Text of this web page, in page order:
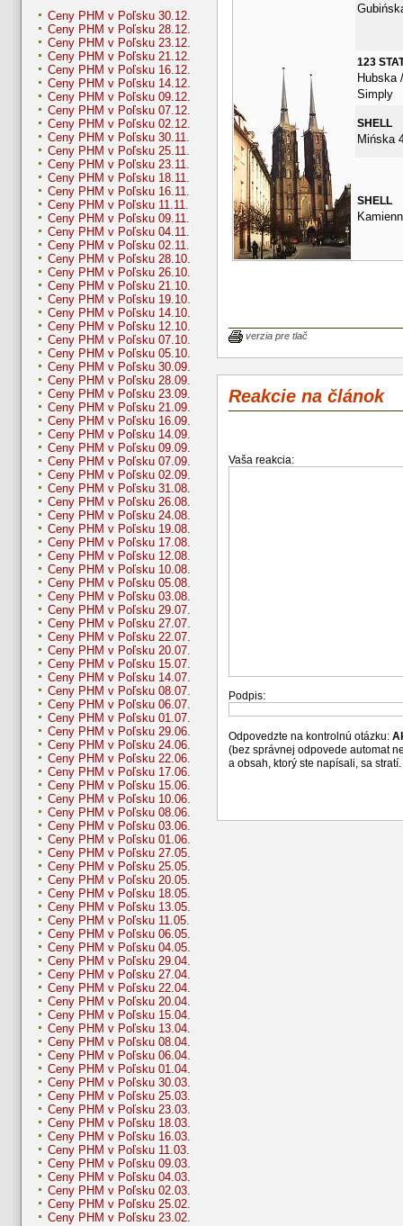
Ceny PHM v Poľsku 30.12.
Ceny PHM v Poľsku 28.12.
Ceny PHM v Poľsku 23.12.
Ceny PHM v Poľsku 21.12.
Ceny PHM v Poľsku 16.12.
Ceny PHM v Poľsku 14.12.
Ceny PHM v Poľsku 09.12.
Ceny PHM v Poľsku 07.12.
Ceny PHM v Poľsku 02.12.
Ceny PHM v Poľsku 30.11.
Ceny PHM v Poľsku 25.11.
Ceny PHM v Poľsku 23.11.
Ceny PHM v Poľsku 18.11.
Ceny PHM v Poľsku 16.11.
Ceny PHM v Poľsku 11.11.
Ceny PHM v Poľsku 09.11.
Ceny PHM v Poľsku 04.11.
Ceny PHM v Poľsku 02.11.
Ceny PHM v Poľsku 28.10.
Ceny PHM v Poľsku 26.10.
Ceny PHM v Poľsku 21.10.
Ceny PHM v Poľsku 19.10.
Ceny PHM v Poľsku 14.10.
Ceny PHM v Poľsku 12.10.
Ceny PHM v Poľsku 07.10.
Ceny PHM v Poľsku 05.10.
Ceny PHM v Poľsku 30.09.
Ceny PHM v Poľsku 28.09.
Ceny PHM v Poľsku 23.09.
Ceny PHM v Poľsku 21.09.
Ceny PHM v Poľsku 16.09.
Ceny PHM v Poľsku 14.09.
Ceny PHM v Poľsku 09.09.
Ceny PHM v Poľsku 07.09.
Ceny PHM v Poľsku 02.09.
Ceny PHM v Poľsku 31.08.
Ceny PHM v Poľsku 26.08.
Ceny PHM v Poľsku 24.08.
Ceny PHM v Poľsku 19.08.
Ceny PHM v Poľsku 17.08.
Ceny PHM v Poľsku 12.08.
Ceny PHM v Poľsku 10.08.
Ceny PHM v Poľsku 05.08.
Ceny PHM v Poľsku 03.08.
Ceny PHM v Poľsku 29.07.
Ceny PHM v Poľsku 27.07.
Ceny PHM v Poľsku 22.07.
Ceny PHM v Poľsku 20.07.
Ceny PHM v Poľsku 15.07.
Ceny PHM v Poľsku 14.07.
Ceny PHM v Poľsku 08.07.
Ceny PHM v Poľsku 06.07.
Ceny PHM v Poľsku 01.07.
Ceny PHM v Poľsku 29.06.
Ceny PHM v Poľsku 24.06.
Ceny PHM v Poľsku 22.06.
Ceny PHM v Poľsku 17.06.
Ceny PHM v Poľsku 15.06.
Ceny PHM v Poľsku 10.06.
Ceny PHM v Poľsku 08.06.
Ceny PHM v Poľsku 03.06.
Ceny PHM v Poľsku 01.06.
Ceny PHM v Poľsku 27.05.
Ceny PHM v Poľsku 25.05.
Ceny PHM v Poľsku 20.05.
Ceny PHM v Poľsku 18.05.
Ceny PHM v Poľsku 13.05.
Ceny PHM v Poľsku 11.05.
Ceny PHM v Poľsku 06.05.
Ceny PHM v Poľsku 04.05.
Ceny PHM v Poľsku 29.04.
Ceny PHM v Poľsku 27.04.
Ceny PHM v Poľsku 22.04.
Ceny PHM v Poľsku 20.04.
Ceny PHM v Poľsku 15.04.
Ceny PHM v Poľsku 13.04.
Ceny PHM v Poľsku 08.04.
Ceny PHM v Poľsku 06.04.
Ceny PHM v Poľsku 01.04.
Ceny PHM v Poľsku 30.03.
Ceny PHM v Poľsku 25.03.
Ceny PHM v Poľsku 23.03.
Ceny PHM v Poľsku 18.03.
Ceny PHM v Poľsku 16.03.
Ceny PHM v Poľsku 11.03.
Ceny PHM v Poľsku 09.03.
Ceny PHM v Poľsku 04.03.
Ceny PHM v Poľsku 02.03.
Ceny PHM v Poľsku 25.02.
Ceny PHM v Poľsku 23.02.
123
Hubska
Simply
SHELL
Mińska
SHELL
verzia pre tlač
Reakcie na článok
Vaša reakcia:
Podpis:
Odpovedzte na kontrolnú otázku:
(bez správnej odpovede automat
a obsah, ktorý ste napísali, sa